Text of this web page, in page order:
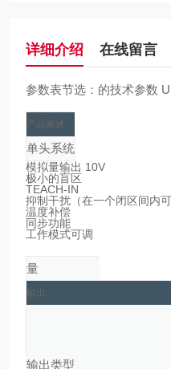
详细介绍 在线留言
参数表节选：的技术参数
产品阐述
单头系统
模拟量输出 10V
极小的盲区
TEACH-IN
抑制干扰（在一个闭区间内
温度补偿
同步功能
工作模式可调
量
输出
输出类型